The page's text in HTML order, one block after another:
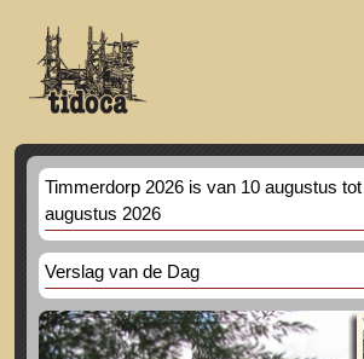
Timmerdorp 2026 is van 10 augustus
augustus 2026
Verslag van de Dag